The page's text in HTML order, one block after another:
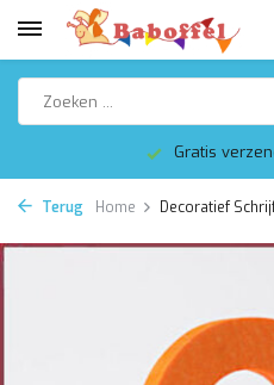
Gratis
Terug Home Decoratief